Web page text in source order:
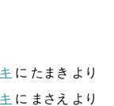
に たまき より
に まさえ
より